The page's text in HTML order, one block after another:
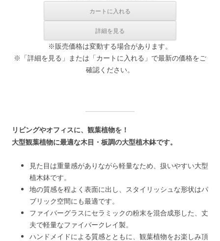
※販売価格は変動する場合があります。
※「詳細を見る」または「カートに入れる」で最新の価格をご
確認ください。
リビングやオフィスに、観葉植物を！
大型観葉植物に最適な木目・板調の大型植木鉢です。
見た目は重量感がありながら軽量なため、扱いやすい大型
植木鉢です。
地の質感を程よく表面に出し、スタイリッシュな形状はパ
ブリック空間にも最適です。
ファイバーグラスにセラミックの粉末を混合成形した、丈
夫で軽量なファイバークレイ製。
ハンドメイドによる質感とともに、観葉植物をお楽しみ頂